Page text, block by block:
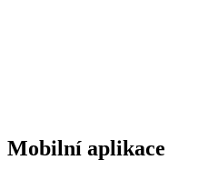
Mobilní aplikace